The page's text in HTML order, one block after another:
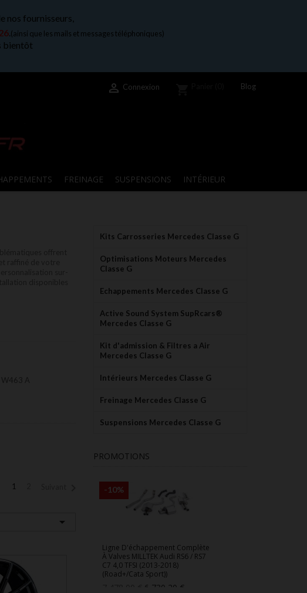
nos fournisseurs,
.(ainsi que les mails et messages téléphoniques)
bientôt
 Connexion Blog
FREINAGE SUSPENSIONS INTÉRIEUR
1

Kits Carrosseries Mercedes Classe G
Optimisations Moteurs Mercedes
Classe G
Echappements Mercedes Classe G
Active Sound System SupRcars®
Mercedes Classe G
Kit d'admission & Filtres a Air
Mercedes Classe G
Intérieurs Mercedes Classe G
Freinage Mercedes Classe G
Suspensions Mercedes Classe G
PROMOTIONS
Ligne D'échappement Complète
À Valves MILLTEK Audi RS6 / RS7
C7 4,0 TFSI (2013-2018)
(Road+/Cata Sport))
Prix
6 730,20 €
-10%